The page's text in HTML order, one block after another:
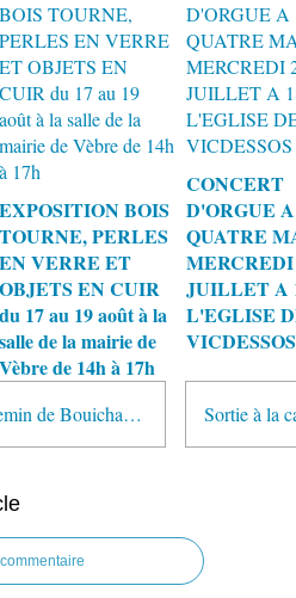
EXPOSITION BOIS
TOURNE, PERLES
EN VERRE ET
OBJETS EN CUIR
du 17 au 19 août à la
salle de la mairie de
Vèbre de 14h à 17h
CONCERT
D'ORGUE A
QUATRE
MERCREDI
JUILLET A
L'EGLISE
VICDESSOS
Canirando sur le chemin de Bouicharras